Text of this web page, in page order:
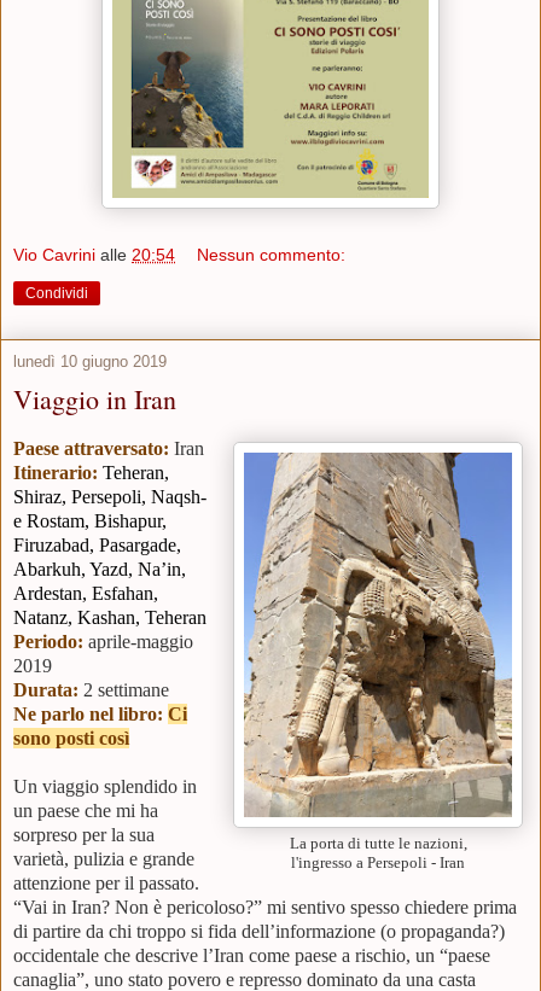
Vio Cavrini alle 20:54 Nessun commento:
Condividi
lunedì 10 giugno 2019
Viaggio in Iran
La porta di tutte le nazioni,
l'ingresso a Persepoli - Iran
Paese attraversato: Iran
Itinerario: Teheran,
Shiraz, Persepoli, Naqsh-
e Rostam, Bishapur,
Firuzabad, Pasargade,
Abarkuh, Yazd, Na’in,
Ardestan, Esfahan,
Natanz, Kashan, Teheran
Periodo: aprile-maggio
2019
Durata: 2 settimane
Ne parlo nel libro: Ci
sono posti così
Un viaggio splendido in
un paese che mi ha
sorpreso per la sua
varietà, pulizia e grande
attenzione per il passato.
“Vai in Iran? Non è pericoloso?” mi sentivo spesso chiedere prima
di partire da chi troppo si fida dell’informazione (o propaganda?)
occidentale che descrive l’Iran come paese a rischio, un “paese
canaglia”, uno stato povero e represso dominato da una casta